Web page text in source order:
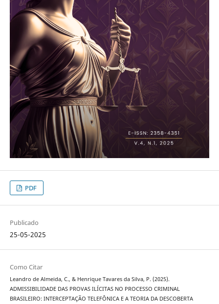
PDF
Publicado
25-05-2025
Como Citar
Leandro de Almeida, C., & Henrique Tavares da Silva, P. (2025).
ADMISSIBILIDADE DAS PROVAS ILÍCITAS NO PROCESSO CRIMINAL
BRASILEIRO: INTERCEPTAÇÃO TELEFÔNICA E A TEORIA DA DESCOBERTA